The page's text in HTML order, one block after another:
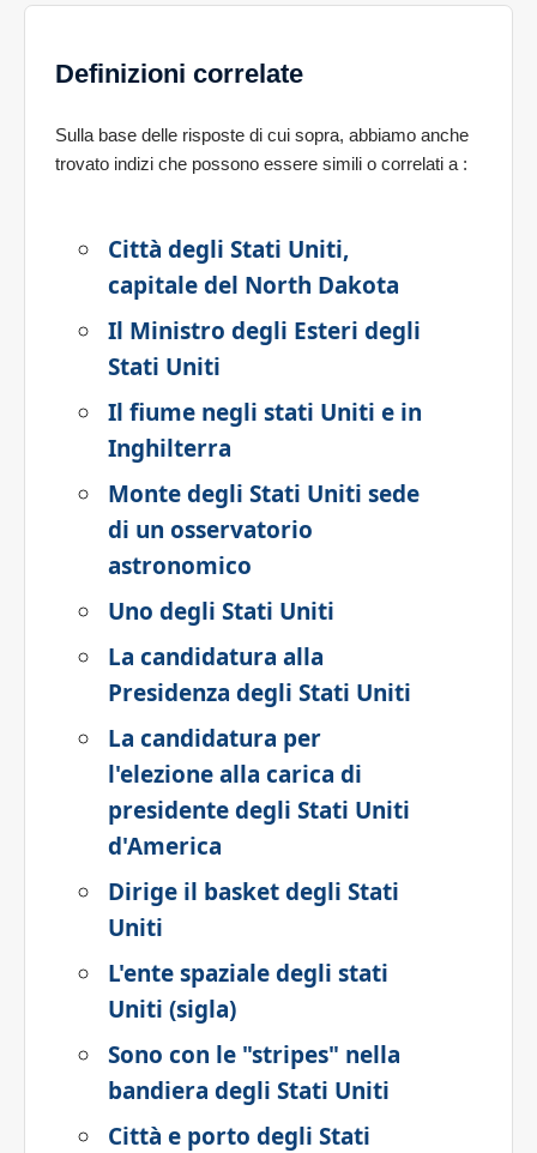
Definizioni correlate
Sulla base delle risposte di cui sopra, abbiamo anche
trovato indizi che possono essere simili o correlati a :
Città degli Stati Uniti,
capitale del North Dakota
Il Ministro degli Esteri degli
Stati Uniti
Il fiume negli stati Uniti e in
Inghilterra
Monte degli Stati Uniti sede
di un osservatorio
astronomico
Uno degli Stati Uniti
La candidatura alla
Presidenza degli Stati Uniti
La candidatura per
l'elezione alla carica di
presidente degli Stati Uniti
d'America
Dirige il basket degli Stati
Uniti
L'ente spaziale degli stati
Uniti (sigla)
Sono con le "stripes" nella
bandiera degli Stati Uniti
Città e porto degli Stati